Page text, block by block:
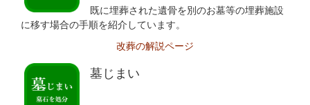
既に埋葬された遺骨を別のお墓等の埋葬施設
に移す場合の手順を紹介しています。
改葬の解説ページ
墓じまい